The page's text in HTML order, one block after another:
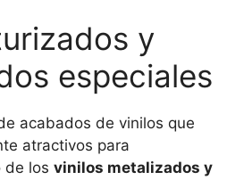
y
especiales
acabados de vinilos que
atractivos para
de los vinilos metalizados y